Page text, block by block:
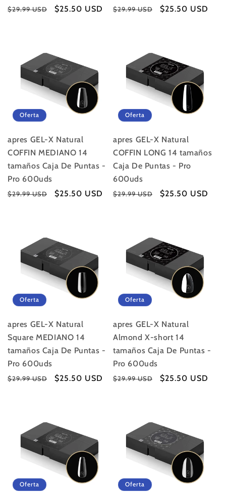
Precio
$29.99 USD
Precio
$25.50 USD
Precio
$29.99 USD
Precio
$25.50 USD
Oferta
apres GEL-X Natural
COFFIN MEDIANO 14
tamaños Caja De Puntas -
Pro 600uds
Precio
$29.99 USD
Precio
$25.50 USD
Oferta
apres GEL-X Natural
COFFIN LONG 14 tamaños
Caja De Puntas - Pro
600uds
Precio
$29.99 USD
Precio
$25.50 USD
Oferta
apres GEL-X Natural
Square MEDIANO 14
tamaños Caja De Puntas -
Pro 600uds
Precio
$29.99 USD
Precio
$25.50 USD
Oferta
apres GEL-X Natural
Almond X-short 14
tamaños Caja De Puntas -
Pro 600uds
Precio
$29.99 USD
Precio
$25.50 USD
Oferta Oferta